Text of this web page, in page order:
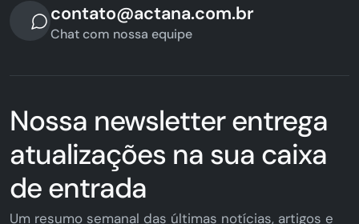
contato@actana.com.br
Chat com nossa equipe
Nossa newsletter entrega
atualizações na sua caixa
de entrada
Um resumo semanal das últimas notícias, artigos e